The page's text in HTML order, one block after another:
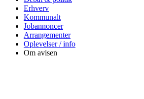
Erhverv
Kommunalt
Jobannoncer
Arrangementer
Oplevelser / info
Om avisen